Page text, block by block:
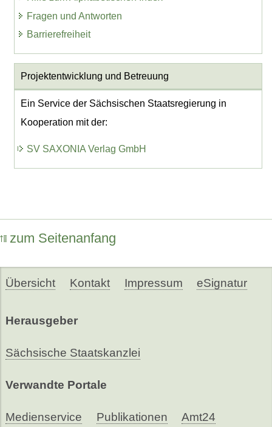
Fragen und Antworten
Barrierefreiheit
Projektentwicklung und Betreuung
Ein Service der Sächsischen Staatsregierung in
Kooperation mit der:
SV SAXONIA Verlag GmbH
zum Seitenanfang
Übersicht Kontakt Impressum eSignatur
Herausgeber
Sächsische Staatskanzlei
Verwandte Portale
Medienservice Publikationen Amt24